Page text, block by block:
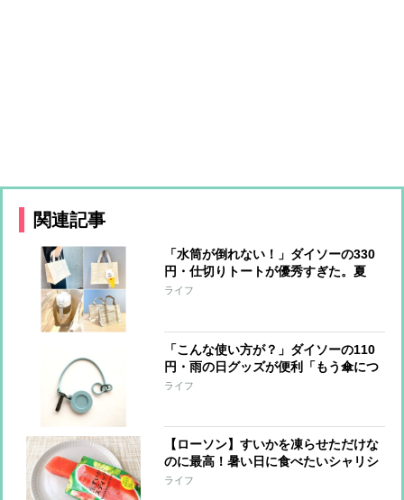
関連記事
「水筒が倒れない！」ダイソーの330
円・仕切りトートが優秀すぎた。夏
の“ご近所バッグ”に【本日のお気に入
ライフ
「こんな使い方が？」ダイソーの110
円・雨の日グッズが便利「もう傘につ
けっぱなしです」【本日のお気に入
ライフ
【ローソン】すいかを凍らせただけな
のに最高！暑い日に食べたいシャリシ
ャリ冷凍おやつ（140円）【本日のお
ライフ